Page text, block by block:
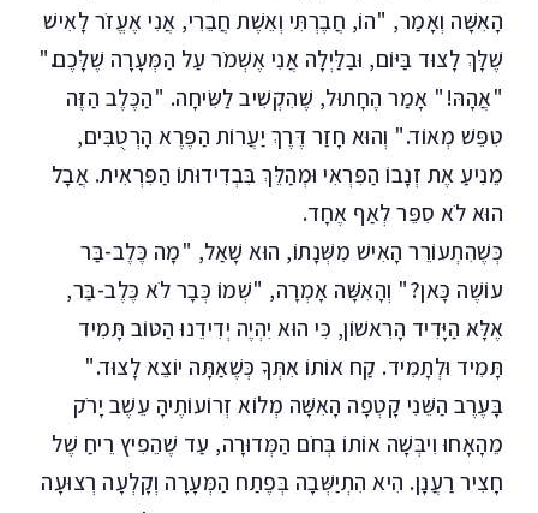
הָאִשָּׁה וְאָמַר, "הוֹ, חֲבֶרְתִּי וְאֵשֶׁת חֲבֵרִי, אֲנִי אֶעֱזֹר לָאִישׁ
שֶׁלָּךְ לָצוּד בַּיּוֹם, וּבַלַּיְלָה אֲנִי אֶשְׁמֹר עַל הַמְּעָרָה שֶׁלָּכֶם."
"אֲהָהּ!" אָמַר הֶחָתוּל, שֶׁהִקְשִׁיב לַשִּׂיחָה. "הַכֶּלֶב הַזֶּה
טִפֵּשׁ מְאוֹד." וְהוּא חָזַר דֶּרֶךְ יַעֲרוֹת הַפֶּרֶא הָרְטֻבִּים,
מֵנִיעַ אֶת זְנָבוֹ הַפִּרְאִי וּמְהַלֵּךְ בִּבְדִידוּתוֹ הַפִּרְאִית. אֲבָל
הוּא לֹא סִפֵּר לְאַף אֶחָד.
כְּשֶׁהִתְעוֹרֵר הָאִישׁ מִשְּׁנָתוֹ, הוּא שָׁאַל, "מָה כֶּלֶב-בַּר
עוֹשֶׁה כָּאן?" וְהָאִשָּׁה אָמְרָה, "שְׁמוֹ כְּבָר לֹא כֶּלֶב-בַּר,
אֶלָּא הַיָּדִיד הָרִאשׁוֹן, כִּי הוּא יִהְיֶה יְדִידֵנוּ הַטּוֹב תָּמִיד
תָּמִיד וּלְתָמִיד. קַח אוֹתוֹ אִתְּךָ כְּשֶׁאַתָּה יוֹצֵא לָצוּד."
בָּעֶרֶב הַשֵּׁנִי קָטְפָה הָאִשָּׁה מְלוֹא זְרוֹעוֹתֶיהָ עֵשֶׁב יָרֹק
מֵהָאָחוּ וִיבְּשָׁה אוֹתוֹ בְּחֹם הַמְּדוּרָה, עַד שֶׁהֵפִיץ רֵיחַ שֶׁל
חָצִיר רַעֲנָן. הִיא הִתְיַשְּׁבָה בְּפֶתַח הַמְּעָרָה וְקָלְעָה רְצוּעָה